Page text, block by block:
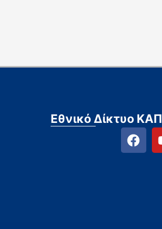
Εθνικό Δίκτυο ΚΑΠ